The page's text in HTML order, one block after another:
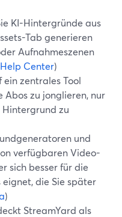
KI-Hintergründe aus
Tab generieren
Aufnahmeszenen
Center)
zentrales Tool
zu jonglieren, nur
Hintergrund zu
und
verfügbaren Video-
sich besser für die
die Sie später
)
StreamYard als